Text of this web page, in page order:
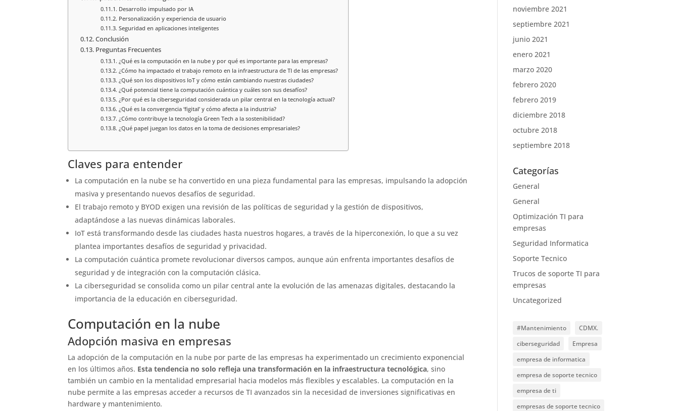
Desarrollo impulsado por IA
Personalización y experiencia de usuario
Seguridad en aplicaciones inteligentes
Conclusión
Preguntas Frecuentes
¿Qué es la computación en la nube y por qué es importante para las empresas?
¿Cómo ha impactado el trabajo remoto en la infraestructura de TI de las empresas?
¿Qué son los dispositivos IoT y cómo están cambiando nuestras ciudades?
¿Qué potencial tiene la computación cuántica y cuáles son sus desafíos?
¿Por qué es la ciberseguridad considerada un pilar central en la tecnología actual?
¿Qué es la convergencia ‘figital’ y cómo afecta a la industria?
¿Cómo contribuye la tecnología Green Tech a la sostenibilidad?
¿Qué papel juegan los datos en la toma de decisiones empresariales?
Claves para entender
La computación en la nube se ha convertido en una pieza fundamental para las empresas, impulsando la adopción
masiva y presentando nuevos desafíos de seguridad.
El trabajo remoto y BYOD exigen una revisión de las políticas de seguridad y la gestión de dispositivos,
adaptándose a las nuevas dinámicas laborales.
IoT está transformando desde las ciudades hasta nuestros hogares, a través de la hiperconexión, lo que a su vez
plantea importantes desafíos de seguridad y privacidad.
La computación cuántica promete revolucionar diversos campos, aunque aún enfrenta importantes desafíos de
seguridad y de integración con la computación clásica.
La ciberseguridad se consolida como un pilar central ante la evolución de las amenazas digitales, destacando la
importancia de la educación en ciberseguridad.
Computación en la nube
Adopción masiva en empresas
La adopción de la computación en la nube por parte de las empresas ha experimentado un crecimiento exponencial
en los últimos años. Esta tendencia no solo refleja una transformación en la infraestructura tecnológica, sino
también un cambio en la mentalidad empresarial hacia modelos más flexibles y escalables. La computación en la
nube permite a las empresas acceder a recursos de TI avanzados sin la necesidad de inversiones significativas en
hardware y mantenimiento.
noviembre 2021
septiembre 2021
junio 2021
enero 2021
marzo 2020
febrero 2020
febrero 2019
diciembre 2018
octubre 2018
septiembre 2018
Categorías
General
General
Optimización TI para
empresas
Seguridad Informatica
Soporte Tecnico
Trucos de soporte TI para
empresas
Uncategorized
#Mantenimiento
CDMX.
ciberseguridad
Empresa
empresa de informatica
empresa de soporte tecnico
empresa de ti
empresas de soporte tecnico